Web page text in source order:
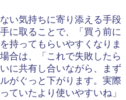
い気持ちに寄り添える手段
に取ることで、「買う前に
持ってもらいやすくなりま
合は、「これで失敗したら
に共有し合いながら、まず
がぐっと下がります。実際
ていたより使いやすいね」